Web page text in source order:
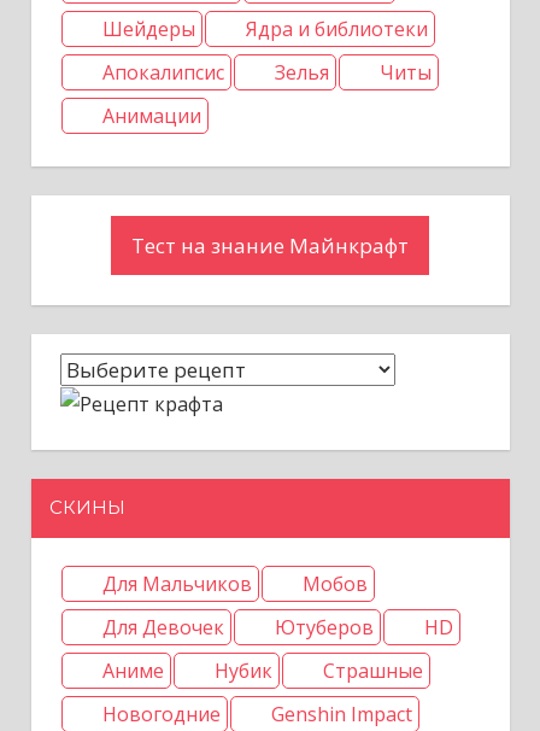
Шейдеры
Ядра и библиотеки
Апокалипсис
Зелья
Читы
Анимации
Тест на знание Майнкрафт
СКИНЫ
Для Мальчиков
Мобов
Для Девочек
Ютуберов
HD
Аниме
Нубик
Страшные
Новогодние
Genshin Impact